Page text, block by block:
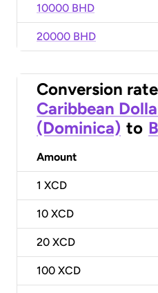
10000 BHD
20000 BHD
Conversion
Caribbean
(Dominica) to
Amount
1 XCD
10 XCD
20 XCD
100 XCD